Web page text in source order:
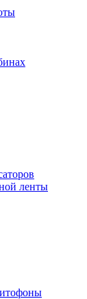
ленты